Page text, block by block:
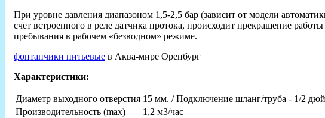
При уровне давления диапазоном 1,5-2,5 бар (зависит от модели
счет встроенного в реле датчика протока, происходит прекращение
пребывания в рабочем «безводном» режиме.
фонтанчики питьевые в Аква-мире Оренбург
Характеристики:
Диаметр выходного отверстия 15 мм. / Подключение шланг/труба - 1/2
Производительность (max)
1,2 м3/час